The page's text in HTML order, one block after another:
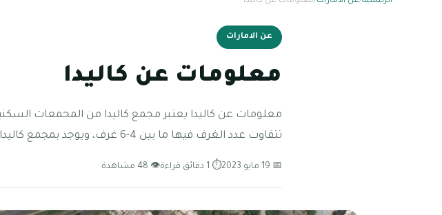
عن الامارات
معلومات عن كاليدا
معلومات عن كاليدا يعتبر مجمع كاليدا من المجمعات
تتفاوت عدد الغرف فيها ما بين 4-6 غرف، ويوجد بمجمع كاليدا
📅 19 مايو 2023 ⏱ 1 دقائق قراءة 👁 48 مشاهدة